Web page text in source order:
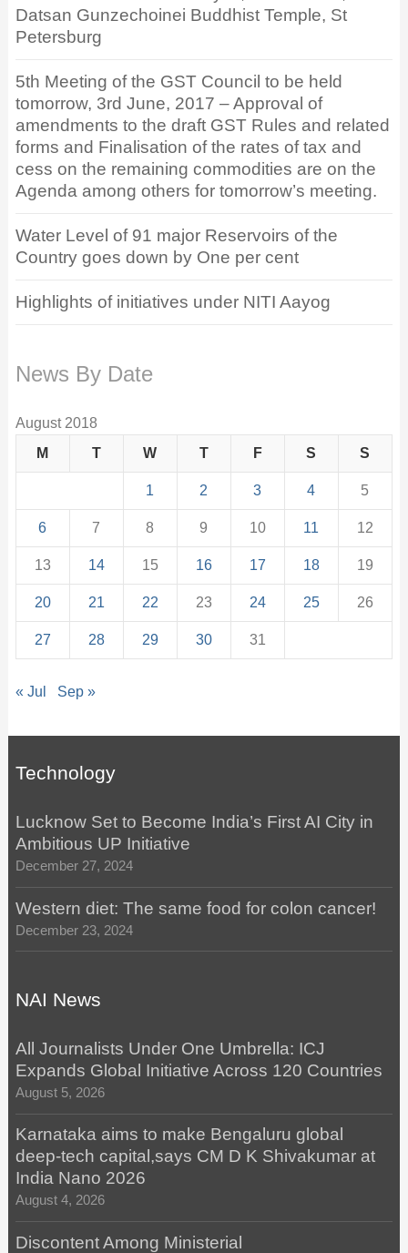
Datsan Gunzechoinei Buddhist Temple, St
Petersburg
5th Meeting of the GST Council to be held
tomorrow, 3rd June, 2017 – Approval of
amendments to the draft GST Rules and related
forms and Finalisation of the rates of tax and
cess on the remaining commodities are on the
Agenda among others for tomorrow’s meeting.
Water Level of 91 major Reservoirs of the
Country goes down by One per cent
Highlights of initiatives under NITI Aayog
News By Date
August 2018
M
T W T F S S
1 2 3 4 5
6 7 8 9 10 11 12
13 14 15 16 17 18 19
20 21 22 23 24 25 26
27 28 29 30 31
« Jul Sep »
Technology
Lucknow Set to Become India’s First AI City in
Ambitious UP Initiative
December 27, 2024
Western diet: The same food for colon cancer!
December 23, 2024
NAI News
All Journalists Under One Umbrella: ICJ
Expands Global Initiative Across 120 Countries
August 5, 2026
Karnataka aims to make Bengaluru global
deep-tech capital,says CM D K Shivakumar at
India Nano 2026
August 4, 2026
Discontent Among Ministerial